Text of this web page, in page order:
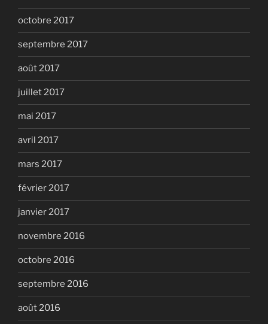
octobre 2017
septembre 2017
août 2017
juillet 2017
mai 2017
avril 2017
mars 2017
février 2017
janvier 2017
novembre 2016
octobre 2016
septembre 2016
août 2016